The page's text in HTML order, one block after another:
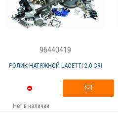
96440419
РОЛИК НАТЯЖНОЙ LACETTI 2.0 CRI
Нет в наличии